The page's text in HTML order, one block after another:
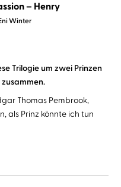
Winter
– Henry
Trilogie um zwei Prinzen
Thomas Pembrook,
als Prinz könnte ich tun